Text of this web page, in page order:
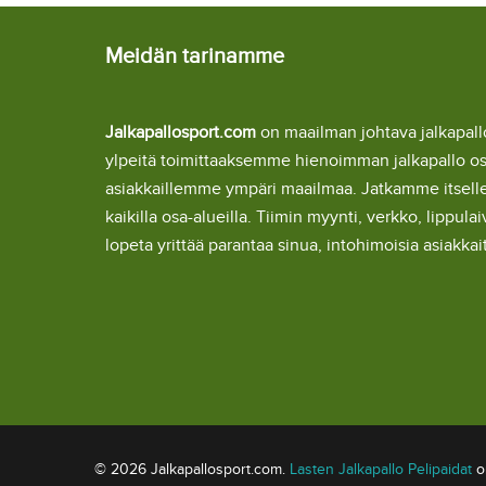
Meidän tarinamme
Jalkapallosport.com on maailman johtava
ylpeitä toimittaaksemme hienoimman jalkapallo
asiakkaillemme ympäri maailmaa. Jatkamme
kaikilla osa-alueilla. Tiimin myynti, verkko,
lopeta yrittää parantaa sinua, intohimoisia
© 2026 Jalkapallosport.com. Lasten Jalkapallo Pelipaidat